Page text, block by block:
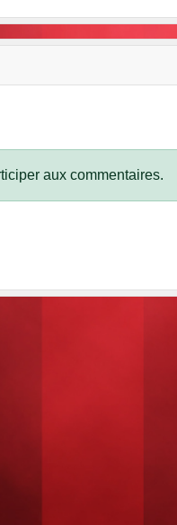
aux commentaires.